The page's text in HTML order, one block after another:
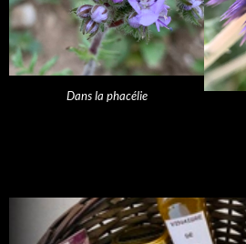
Dans la phacélie